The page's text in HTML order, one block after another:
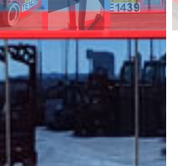
diseñadas para trabajar en interior, alcanzan
a los 26,5m. Se caracterizan por llevas ruedas
extensible, lo que permite ampliar la zona de